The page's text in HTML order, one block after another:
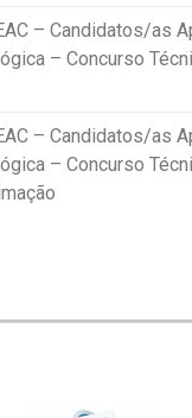
– Candidatos/as
– Concurso
– Candidatos/as
– Concurso